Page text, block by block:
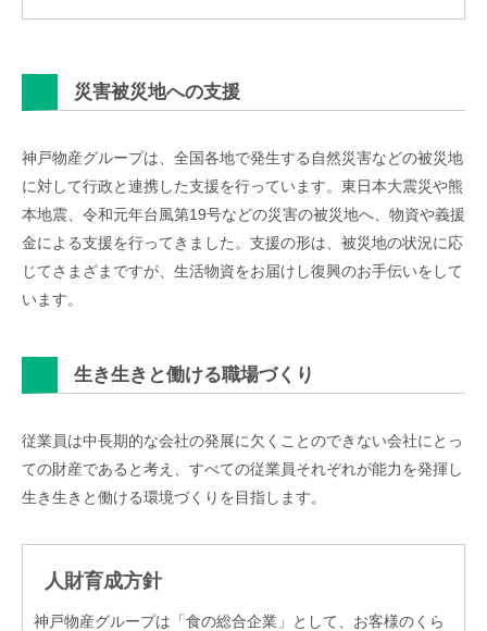
災害被災地への支援
神戸物産グループは、全国各地で発生する自然災害などの被災地
に対して行政と連携した支援を行っています。東日本大震災や熊
本地震、令和元年台風第19号などの災害の被災地へ、物資や義援
金による支援を行ってきました。支援の形は、被災地の状況に応
じてさまざまですが、生活物資をお届けし復興のお手伝いをして
います。
生き生きと働ける職場づくり
従業員は中長期的な会社の発展に欠くことのできない会社にとっ
ての財産であると考え、すべての従業員それぞれが能力を発揮し
生き生きと働ける環境づくりを目指します。
人財育成方針
神戸物産グループは「食の総合企業」として、お客様のくら